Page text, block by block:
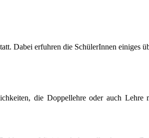
Dabei erfuhren die SchülerInnen einiges
die Doppellehre oder auch